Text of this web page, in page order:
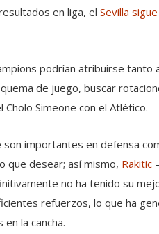
en liga, el Sevilla
podrían atribuirse tanto
de juego, buscar
Simeone con el Atlético.
importantes en defensa
que desear; así mismo, Rakitic
no ha tenido su
refuerzos, lo que ha
la cancha.